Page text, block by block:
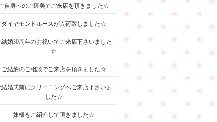
自身へのご褒美でご来店を頂きました☆
ダイヤモンドルースが入荷致しました☆
結婚30周年のお祝いでご来店下さいました
☆
ご結納のご相談でご来店を頂きました☆
結婚式前にクリーニングへご来店下さいま
した☆
妹様をご紹介して頂きました☆